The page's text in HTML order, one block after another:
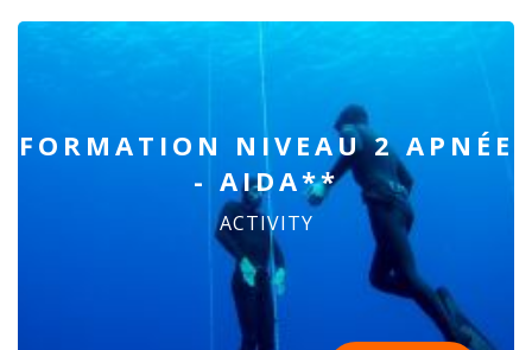
FORMATION NIVEAU 2 APNÉE
- AIDA**
ACTIVITY